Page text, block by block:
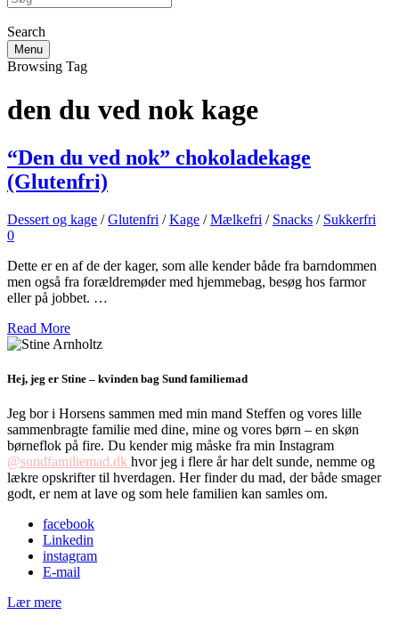
Search
Menu
Browsing Tag
den du ved nok kage
“Den du ved nok” chokoladekage
(Glutenfri)
Dessert og kage /Glutenfri /Kage /Mælkefri / Snacks / Sukkerfri
0
Dette er en af de der kager, som alle kender både fra barndommen
men også fra forældremøder med hjemmebag, besøg hos farmor
eller på jobbet. …
Read More
Hej, jeg er Stine – kvinden bag Sund familiemad
Jeg bor i Horsens sammen med min mand Steffen og vores lille
sammenbragte familie med dine, mine og vores børn – en skøn
børneflok på fire. Du kender mig måske fra min Instagram
@sundfamiliemad.dk hvor jeg i flere år har delt sunde, nemme og
lækre opskrifter til hverdagen. Her finder du mad, der både smager
godt, er nem at lave og som hele familien kan samles om.
facebook
Linkedin
instagram
E-mail
Lær mere